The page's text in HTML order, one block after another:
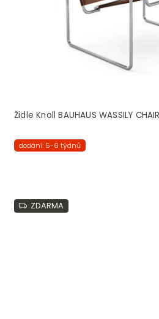
Židle Knoll BAUHAUS WASSILY
dodání: 5-6 týdnů
ZDARMA